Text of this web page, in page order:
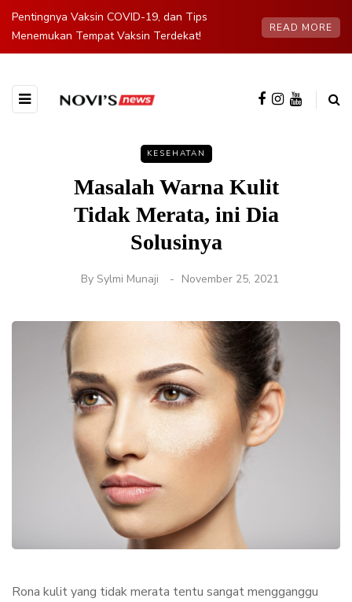
Pentingnya Vaksin COVID-19, dan Tips
Menemukan Tempat Vaksin Terdekat!
READ MORE
KESEHATAN
Masalah Warna Kulit
Tidak Merata, ini Dia
Solusinya
By Sylmi Munaji November 25, 2021
Rona kulit yang tidak merata tentu sangat mengganggu